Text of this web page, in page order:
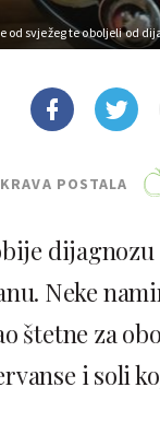
od svježeg te oboljeli od
POSTALA
Neke
štetne za
i soli